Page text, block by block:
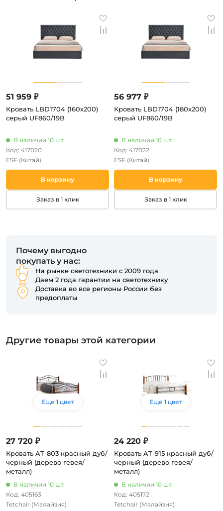
51 959 ₽
Кровать LBD1704 (160х200)
серый UF860/19B
В наличии 10 шт.
Код: 417020
ESF (Китай)
В корзину
Заказ в 1 клик
56 977 ₽
Кровать LBD1704 (180х200)
серый UF860/19B
В наличии 10 шт.
Код: 417022
ESF (Китай)
В корзину
Заказ в 1 клик
Почему выгодно
покупать у нас:
На рынке светотехники с 2009 года
Даем 2 года гарантии на светотехнику
Доставка во все регионы России без
предоплаты
Другие товары этой категории
27 720 ₽
Кровать AT-803 красный дуб/
черный (дерево гевея/
металл)
В наличии 10 шт.
Код: 405163
Tetchair (Малайзия)
Еще 1 цвет
24 220 ₽
Кровать AT-915 красный дуб/
черный (дерево гевея/
металл)
В наличии 10 шт.
Код: 405172
Tetchair (Малайзия)
Еще 1 цвет